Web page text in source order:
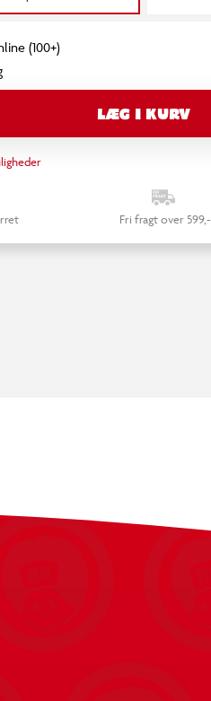
(100+)
LÆG I KURV
Fri fragt over 599,-